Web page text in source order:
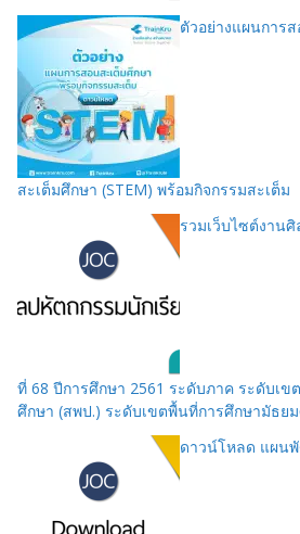
ตัวอย่างแผนการ
สะเต็มศึกษา (STEM) พร้อมกิจกรรมสะเต็ม
รวมเว็บไซต์งาน
ที่ 68 ปีการศึกษา 2561 ระดับภาค ระดับเ
ศึกษา (สพป.) ระดับเขตพื้นที่การศึกษามัธย
ดาวน์โหลด แผน